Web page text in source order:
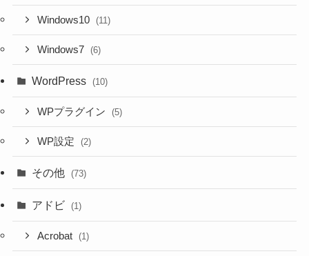
Windows10 (11)
Windows7 (6)
WordPress (10)
WPプラグイン (5)
WP設定 (2)
その他 (73)
アドビ (1)
Acrobat (1)